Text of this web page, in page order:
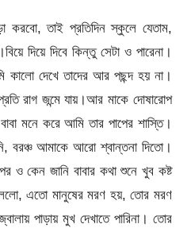
করবো, তাই প্রতিদিন স্কুলে যেতাম,
দিয়ে দিবে কিন্তু সেটা ও পারেনা।
দেখে তাদের আর পছন্দ হয় না।
রাগ জন্মে যায়।আর মাকে দোষারোপ
মনে করে আমি তার পাপের শাস্তি।
বরঞ্চ আমাকে আরো শ্বান্তনা দিতো।
ও কেন জানি বাবার কথা শুনে খুব কষ্ট
এতো মানুষের মরণ হয়, তোর মরণ
পাড়ায় মুখ দেখাতে পারিনা। তোর